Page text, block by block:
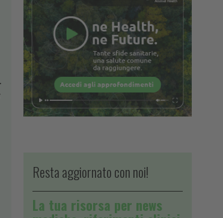
Resta aggiornato con noi!
La tua risorsa per news